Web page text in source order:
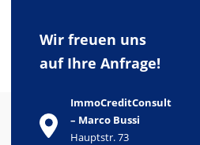
Wir freuen uns
auf Ihre Anfrage!
ImmoCreditConsult
– Marco Bussi
Hauptstr. 73